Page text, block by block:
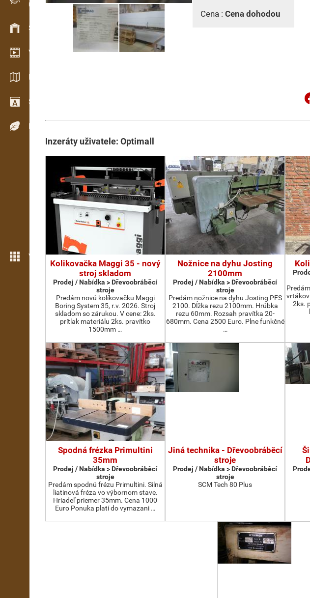
Evidence dřeva v terénu
Skladové hospodářství
Video showroom
Katalogy / Brožury
Slovník
Dřeviny
Více možností
Cena : Cena dohodou
Inzeráty uživatele: Optimall
Kolikovačka Maggi 35 - nový
stroj skladom
Prodej / Nabídka > Dřevoobráběcí
stroje
Predám novú kolíkovačku Maggi
Boring System 35, r.v. 2026. Stroj
skladom so zárukou. V cene: 2ks.
prítlak materiálu 2ks. pravítko
1500mm …
Nožnice na dyhu Josting
2100mm
Prodej / Nabídka > Dřevoobráběcí
stroje
Predám nožnice na dyhu Josting PFS
2100. Dĺžka rezu 2100mm. Hrúbka
rezu 60mm. Rozsah pravítka 20-
680mm. Cena 2500 Euro. Plne funkčné
…
vrtákov
2ks.
Spodná frézka Primultini
35mm
Prodej / Nabídka > Dřevoobráběcí
stroje
Predám spodnú frézu Primultini. Silná
liatinová fréza vo výbornom stave.
Hriadeľ priemer 35mm. Cena 1000
Euro Ponuka platí do vymazani …
Jiná technika - Dřevoobráběcí
stroje
Prodej / Nabídka > Dřevoobráběcí
stroje
SCM Tech 80 Plus